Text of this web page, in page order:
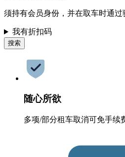
须持有会员身份，并在取车时通过
我有折扣码
搜索
随心所欲
多项/部分租车取消可免手续